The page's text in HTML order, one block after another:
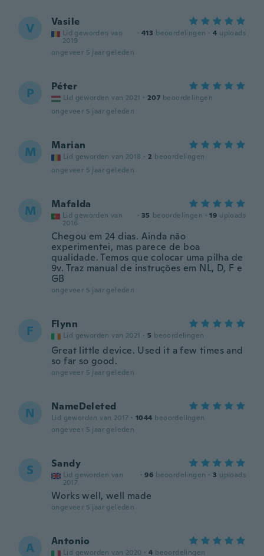
V Vasile
Lid geworden van
2019
· 413 beoordelingen · 4 uploads
ongeveer 5 jaar geleden
P Péter
Lid geworden van 2021 · 207 beoordelingen
ongeveer 5 jaar geleden
M Marian
Lid geworden van 2018 · 2 beoordelingen
ongeveer 5 jaar geleden
M Mafalda
Lid geworden van
2016
· 35 beoordelingen · 19 uploads
Chegou em 24 dias. Ainda não
experimentei, mas parece de boa
qualidade. Temos que colocar uma pilha de
9v. Traz manual de instruções em NL, D, F e
GB
ongeveer 5 jaar geleden
F Flynn
Lid geworden van 2021 · 5 beoordelingen
Great little device. Used it a few times and
so far so good.
ongeveer 5 jaar geleden
N NameDeleted
Lid geworden van 2017 · 1044 beoordelingen
ongeveer 5 jaar geleden
S Sandy
Lid geworden van
2017
· 96 beoordelingen · 3 uploads
Works well, well made
ongeveer 5 jaar geleden
A Antonio
Lid geworden van 2020 · 4 beoordelingen